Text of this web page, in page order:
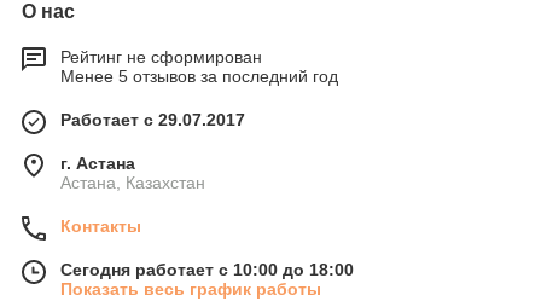
О нас
Рейтинг не сформирован
Менее 5 отзывов за последний год
Работает с 29.07.2017
г. Астана
Астана, Казахстан
Контакты
Сегодня работает с 10:00 до 18:00
Показать весь график работы